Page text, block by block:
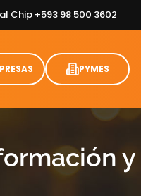
Chip +593 98 500 3602
PYMES
y